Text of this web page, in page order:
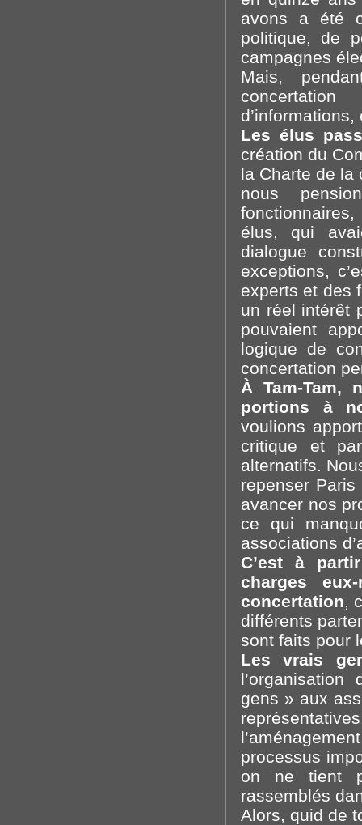
avons a été
politique, de
campagnes
Mais,
Les élus
création du
la Charte de la
nous
élus, qui
dialogue
exceptions,
experts et des
un réel intérêt
pouvaient
logique de
concertation
À Tam-Tam,
portions à
voulions
critique et
alternatifs.
repenser
avancer nos
ce qui
associations
C’est à
charges
concertation,
différents
sont faits pour
Les vrais
gens » aux
processus
on ne tient
rassemblés
Alors, quid de